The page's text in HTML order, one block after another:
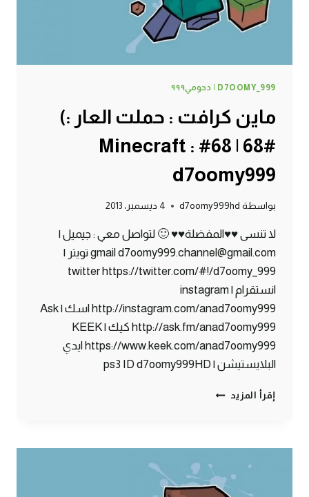
D7OOMY_999 | دحومي٩٩٩
ماين كرافت : حملت العار :)
#68 | 68# Minecraft :
d7oomy999
بواسطة d7oomy999hd 4 ديسمبر، 2013
لا تنسى ♥♥المفضلة♥♥ 🙂 لتواصل معي : جيميل |
gmail d7oomy999.channel@gmail.com تويتر |
twitter https://twitter.com/#!/d7oomy_999
انستقرام | instagram
http://instagram.com/anad7oomy999 اسك | Ask
http://ask.fm/anad7oomy999 كيك | KEEK
https://www.keek.com/anad7oomy999 ايدي
البلايستيشن | ps3 ID d7oomy999HD
إقرأ المزيد ماين
العار
#68
|